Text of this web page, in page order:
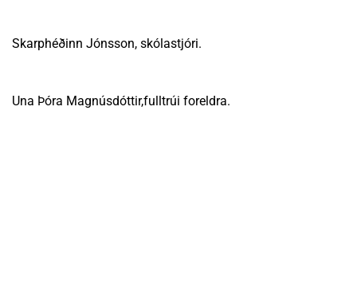
Skarphéðinn Jónsson, skólastjóri.
Una Þóra Magnúsdóttir,fulltrúi foreldra.